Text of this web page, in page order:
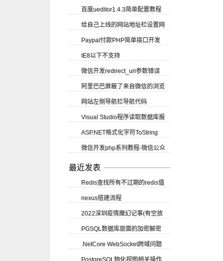
百度ueditor1.4.3简单配置教程
给自己上线的网站地址栏设置网
站logo图标
Paypal付款PHP简单接口开发
IE8以下不支持
getElementsByClassName方法
微信开发redirect_uri参数错误
阿里巴巴屏蔽了来自微信的浏览
请求
网站左侧导航栏导航代码
Visual Studio程序读取数据库报
错尝试读取或写入受保护的内存...
ASP.NET格式化字符ToString
微信开发php系列教程-微信公众
账号申请
最近发表
Redis查找所有不过期的redis值
nexus搭建流程
2022深圳疫情魔幻记事(有空放
图)
PGSQL数据库层面的加密解密
.NetCore WebSocket跨域问题
PostgreSQL物化视图相关操作